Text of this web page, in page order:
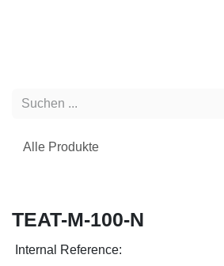
Alle Produkte
TEAT-M-100-N
Internal Reference: